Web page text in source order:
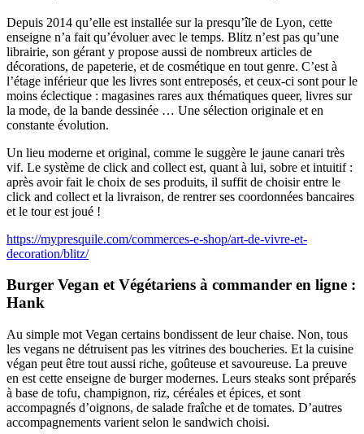
Depuis 2014 qu’elle est installée sur la presqu’île de Lyon, cette
enseigne n’a fait qu’évoluer avec le temps. Blitz n’est pas qu’une
librairie, son gérant y propose aussi de nombreux articles de
décorations, de papeterie, et de cosmétique en tout genre. C’est à
l’étage inférieur que les livres sont entreposés, et ceux-ci sont pour le
moins éclectique : magasines rares aux thématiques queer, livres sur
la mode, de la bande dessinée … Une sélection originale et en
constante évolution.
Un lieu moderne et original, comme le suggère le jaune canari très
vif. Le système de click and collect est, quant à lui, sobre et intuitif :
après avoir fait le choix de ses produits, il suffit de choisir entre le
click and collect et la livraison, de rentrer ses coordonnées bancaires
et le tour est joué !
https://mypresquile.com/commerces-e-shop/art-de-vivre-et-
decoration/blitz/
Burger Vegan et Végétariens à commander en ligne :
Hank
Au simple mot Vegan certains bondissent de leur chaise. Non, tous
les vegans ne détruisent pas les vitrines des boucheries. Et la cuisine
végan peut être tout aussi riche, goûteuse et savoureuse. La preuve
en est cette enseigne de burger modernes. Leurs steaks sont préparés
à base de tofu, champignon, riz, céréales et épices, et sont
accompagnés d’oignons, de salade fraîche et de tomates. D’autres
accompagnements varient selon le sandwich choisi.